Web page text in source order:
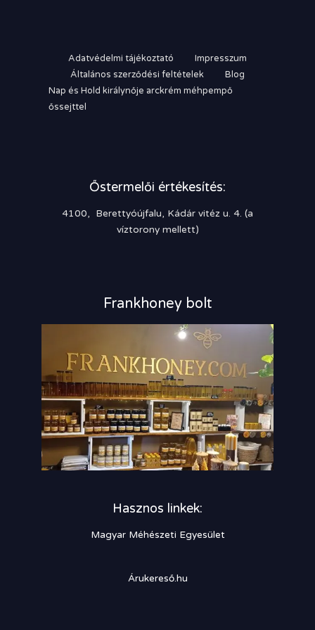
Adatvédelmi tájékoztató
Impresszum
Általános szerződési feltételek
Blog
Nap és Hold királynője arckrém méhpempő
őssejttel
Őstermelői értékesítés:
4100, Berettyóújfalu, Kádár vitéz u. 4. (a
víztorony mellett)
Frankhoney bolt
Hasznos linkek:
Magyar Méhészeti Egyesület
Árukereső.hu